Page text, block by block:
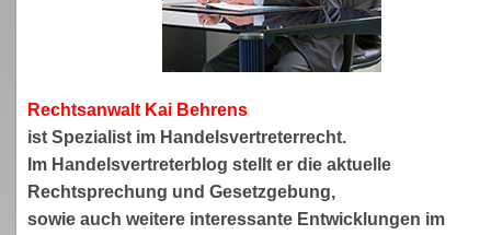
Rechtsanwalt Kai Behrens
ist Spezialist im Handelsvertreterrecht.
Im Handelsvertreterblog stellt er die aktuelle
Rechtsprechung und Gesetzgebung,
sowie auch weitere interessante Entwicklungen im